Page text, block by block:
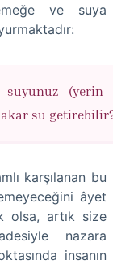
ve suya
(yerin
su
karşılanan bu
âyet
olsa, artık size
nazara
insanın